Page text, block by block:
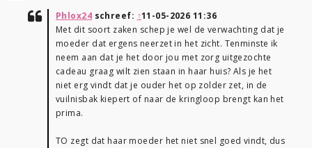
Phlox24 schreef: ↑11-05-2026 11:36
Met dit soort zaken schep je wel de verwachting dat je
moeder dat ergens neerzet in het zicht. Tenminste ik
neem aan dat je het door jou met zorg uitgezochte
cadeau graag wilt zien staan in haar huis? Als je het
niet erg vindt dat je ouder het op zolder zet, in de
vuilnisbak kiepert of naar de kringloop brengt kan het
prima.
TO zegt dat haar moeder het niet snel goed vindt, dus